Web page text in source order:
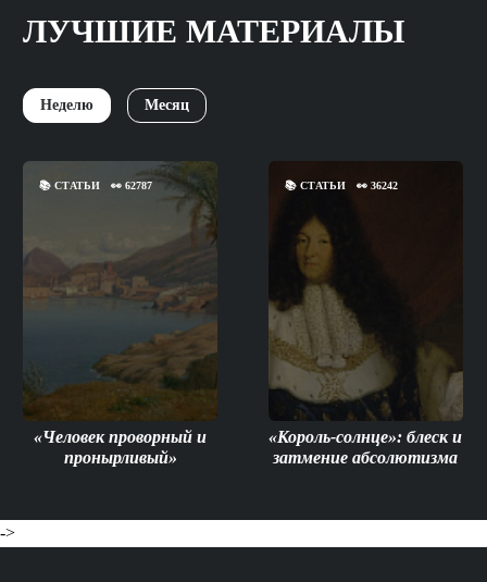
ЛУЧШИЕ МАТЕРИАЛЫ
Неделю Месяц
📚 СТАТЬИ 👀 62787
«Человек проворный и
пронырливый»
📚СТАТЬИ 👀36242
«Король-солнце»: блеск и
затмение абсолютизма
->